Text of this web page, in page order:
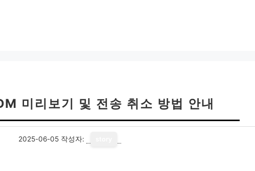
미리보기 및 전송 취소 방법 안내
2025-06-05 작성자: